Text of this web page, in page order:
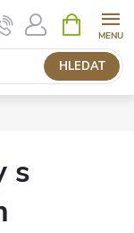
HLEDAT
NÁKUPNÍ
KOŠÍK
s